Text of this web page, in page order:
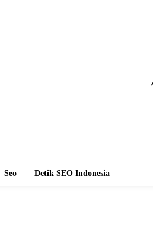
Seo Detik SEO Indonesia